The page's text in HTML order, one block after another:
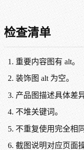
检查清单
重要内容图有 alt。
装饰图 alt 为空。
产品图描述具体差
不堆关键词。
不重复使用完全相
截图说明对应页面